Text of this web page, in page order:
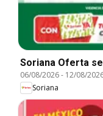
Soriana Oferta
06/08/2026- 12/08/
Soriana